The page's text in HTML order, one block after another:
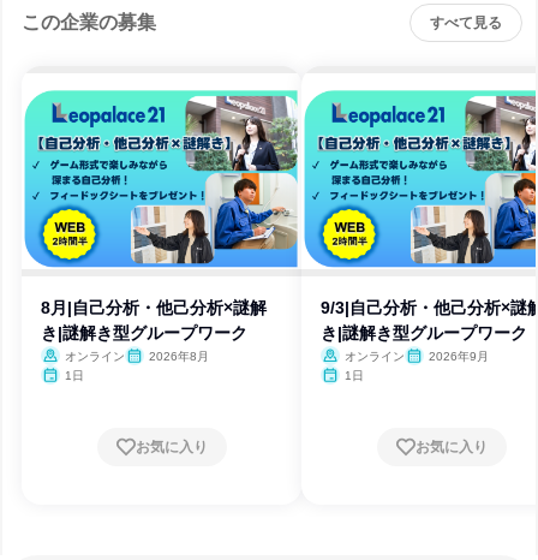
この企業の募集 すべて見る
8月|自己分析・他己分析×謎解
き|謎解き型グループワーク
オンライン
2026年8月
1日
お気に入り
9/3|自己分析・他己分析×謎
き|謎解き型グループワーク
オンライン
2026年9月
1日
お気に入り